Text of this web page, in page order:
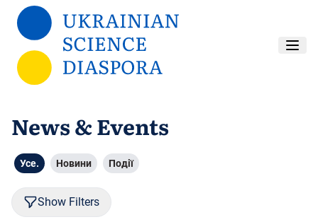
Перейти до основного вмісту
News & Events
Усе. Новини Події
Show Filters